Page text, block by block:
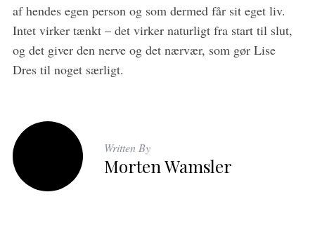
af hendes egen person og som dermed får sit eget liv.
Intet virker tænkt – det virker naturligt fra start til slut,
og det giver den nerve og det nærvær, som gør Lise
Dres til noget særligt.
Written By
Morten Wamsler